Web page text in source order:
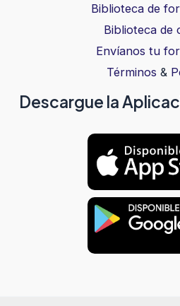
Biblioteca de
Biblioteca de
Envíanos tu
Términos &
Descargue la